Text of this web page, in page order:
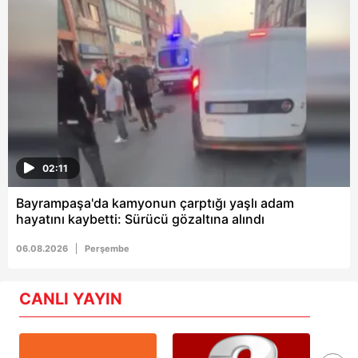
02:11
Bayrampaşa'da kamyonun çarptığı yaşlı adam
hayatını kaybetti: Sürücü gözaltına alındı
06.08.2026 Perşembe
CANLI YAYIN